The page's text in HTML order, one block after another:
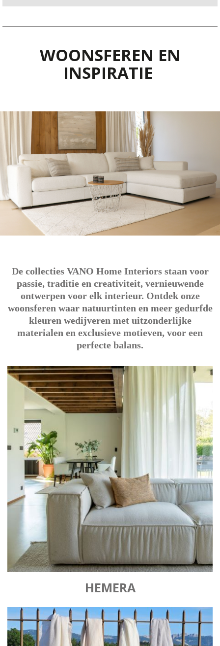
WOONSFEREN EN
INSPIRATIE
De collecties VANO Home Interiors staan voor
passie, traditie en creativiteit, vernieuwende
ontwerpen voor elk interieur. Ontdek onze
woonsferen waar natuurtinten en meer gedurfde
kleuren wedijveren met uitzonderlijke
materialen en exclusieve motieven, voor een
perfecte balans.
HEMERA